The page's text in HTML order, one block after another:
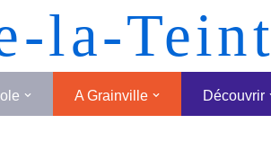
la-
A Grainville Découvrir